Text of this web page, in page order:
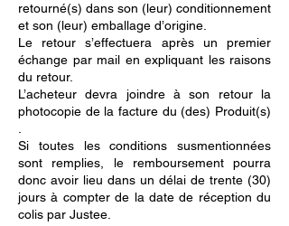
retourné(s) dans son (leur) conditionnement
et son (leur) emballage d’origine.
Le retour s’effectuera après un premier
échange par mail en expliquant les raisons
du retour.
L’acheteur devra joindre à son retour la
photocopie de la facture du (des) Produit(s)
Si toutes les conditions susmentionnées
sont remplies, le remboursement pourra
donc avoir lieu dans un délai de trente (30)
jours à compter de la date de réception du
colis par Justee.